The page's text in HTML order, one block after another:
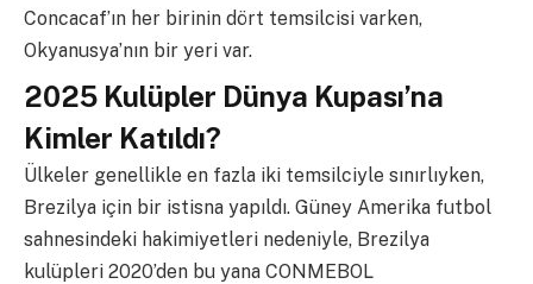
Concacaf’ın her birinin dört temsilcisi varken,
Okyanusya’nın bir yeri var.
2025 Kulüpler Dünya Kupası’na
Kimler Katıldı?
Ülkeler genellikle en fazla iki temsilciyle sınırlıyken,
Brezilya için bir istisna yapıldı. Güney Amerika futbol
sahnesindeki hakimiyetleri nedeniyle, Brezilya
kulüpleri 2020’den bu yana CONMEBOL